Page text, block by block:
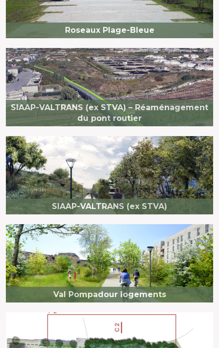
Roseaux Plage-Bleue
SIAAP-VALTRANS (ex STVA) – Réaménagement
du pont routier
SIAAP-VALTRANS (ex STVA)
Val Pompadour logements